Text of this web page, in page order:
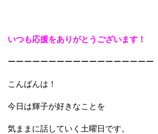
いつも応援をありがとうございます！
ーーーーーーーーーーーーーーーーーー
こんばんは！
今日は輝子が好きなことを
気ままに話していく土曜日です。